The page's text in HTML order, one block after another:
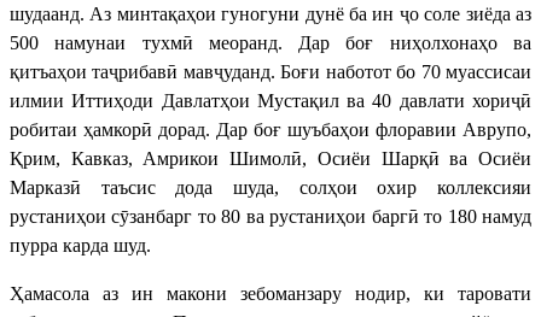
шудаанд. Аз минтақаҳои гуногуни дунё ба ин ҷо соле зиёда аз
500 намунаи тухмӣ меоранд. Дар боғ ниҳолхонаҳо ва
қитъаҳои таҷрибавӣ мавҷуданд. Боғи наботот бо 70 муассисаи
илмии Иттиҳоди Давлатҳои Мустақил ва 40 давлати хориҷӣ
робитаи ҳамкорӣ дорад. Дар боғ шуъбаҳои флоравии Аврупо,
Қрим, Кавказ, Амрикои Шимолӣ, Осиёи Шарқӣ ва Осиёи
Марказӣ таъсис дода шуда, солҳои охир коллексияи
рустаниҳои сӯзанбарг то 80 ва рустаниҳои баргӣ то 180 намуд
пурра карда шуд.
Ҳамасола аз ин макони зебоманзару нодир, ки таровати